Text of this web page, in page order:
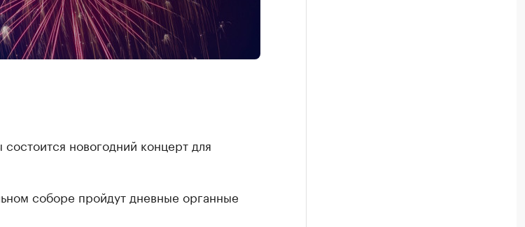
новогодний концерт для
соборе пройдут дневные органные